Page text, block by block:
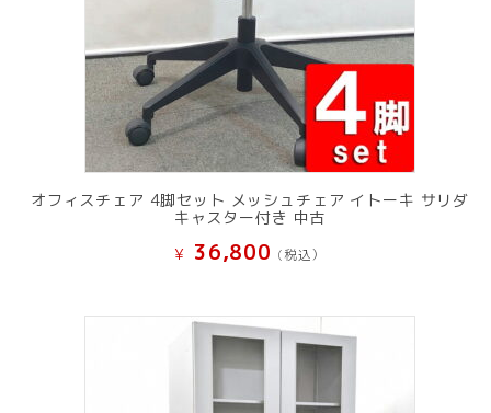
オフィスチェア 4脚セット メッシュチェア イトーキ サリダ
キャスター付き 中古
¥ 36,800 (税込）